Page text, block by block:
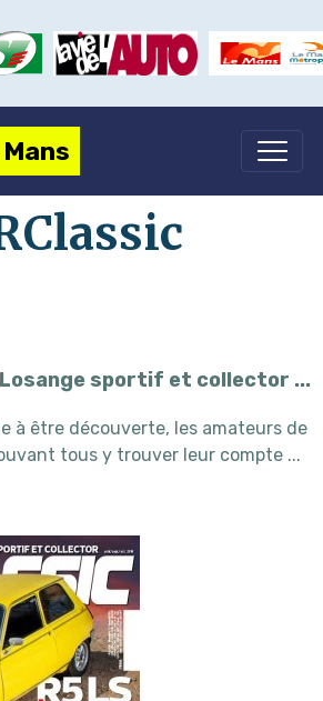
Losange sportif et collector ...
à être découverte, les amateurs de
tous y trouver leur compte ...